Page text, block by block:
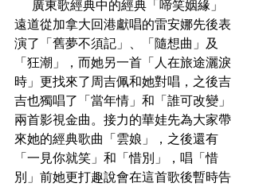
廣東歌經典中的經典「啼笑姻緣」
遠道從加拿大回港獻唱的雷安娜先後表
演了「舊夢不須記」、「隨想曲」及
「狂潮」，而她另一首「人在旅途灑淚
時」更找來了周吉佩和她對唱，之後吉
吉也獨唱了「當年情」和「誰可改變」
兩首影視金曲。接力的華娃先為大家帶
來她的經典歌曲「雲娘」，之後還有
「一見你就笑」和「惜別」，唱「惜
別」前她更打趣說會在這首歌後暫時告